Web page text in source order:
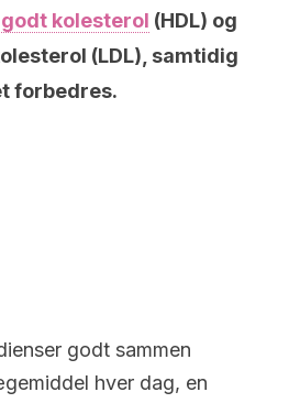
kolesterol (HDL) og
(LDL), samtidig
forbedres.
godt sammen
hver dag, en